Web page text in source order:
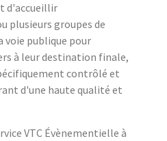
d'accueillir
plusieurs groupes de
voie publique pour
à leur destination finale,
contrôlé et
d'une haute qualité et
VTC Évènementielle à